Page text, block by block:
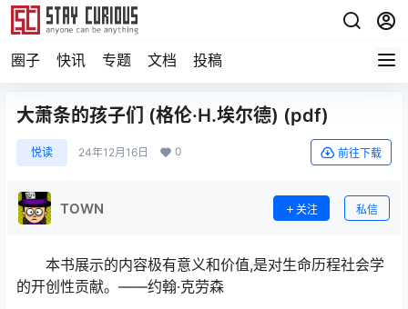
圈子 快讯 专题 文档 投稿
大萧条的孩子们 (格伦·H.埃尔德) (pdf)
悦读 24年12月16日 0 前往下载
TOWN 关注 私信
本书展示的内容极有意义和价值,是对生命历程社会学
的开创性贡献。――约翰·克劳森